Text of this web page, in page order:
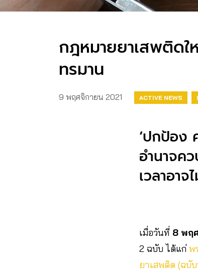
กฎหมายยาเสพติดใ
ทรมาน
9 พฤศจิกายน 2021 ACTIVE NEWS
‘ปกป้อง
อำนาจค
เวลาอา
เมื่อวันที่ 8 พฤ
2 ฉบับ ได้แก่ พ
ยาเสพติด (ฉบั